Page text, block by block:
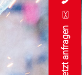
Jetzt anfragen